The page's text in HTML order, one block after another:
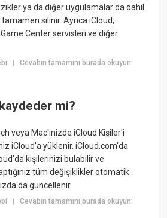
ya da diğer uygulamalar da dahil
tamamen silinir. Ayrıca iCloud,
Center servisleri ve diğer
|Cevabın tamamını burada okuyun:
mi?
veya Mac'inizde iCloud Kişiler'i
iCloud'a yüklenir. iCloud.com'da
kişilerinizi bulabilir ve
tüm değişiklikler otomatik
da güncellenir.
|Cevabın tamamını burada okuyun: